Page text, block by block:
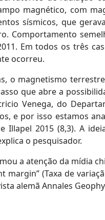
magnético, com
sísmicos, que
Comportamento
Em todos os três
ocorreu.
o magnetismo
que abre a
Venega, do
e por isso estamos
Illapel 2015 (8,3). A
o pesquisador.
a atenção da mídia
margin” (Taxa de
alemã Annales